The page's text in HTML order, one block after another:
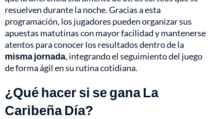
resuelven durante la noche. Gracias a esta
programación, los jugadores pueden organizar sus
apuestas matutinas con mayor facilidad y mantenerse
atentos para conocer los resultados dentro de la
misma jornada, integrando el seguimiento del juego
de forma ágil en su rutina cotidiana.
¿Qué hacer si se gana La
Caribeña Día?